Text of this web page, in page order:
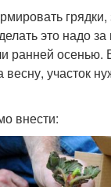
это надо
ранней осенью.
участок
внести: